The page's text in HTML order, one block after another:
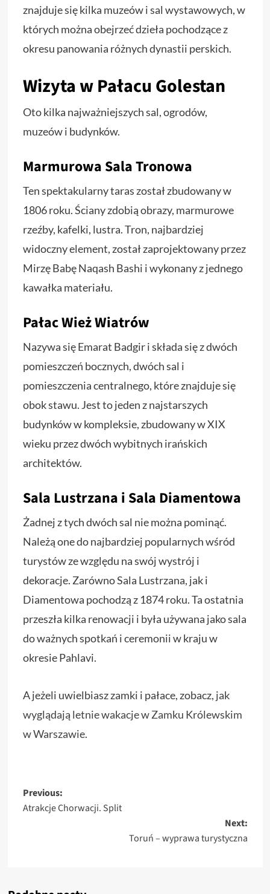
znajduje się kilka muzeów i sal wystawowych, w
których można obejrzeć dzieła pochodzące z
okresu panowania różnych dynastii perskich.
Wizyta w Pałacu Golestan
Oto kilka najważniejszych sal, ogrodów,
muzeów i budynków.
Marmurowa Sala Tronowa
Ten spektakularny taras został zbudowany w
1806 roku. Ściany zdobią obrazy, marmurowe
rzeźby, kafelki, lustra. Tron, najbardziej
widoczny element, został zaprojektowany przez
Mirzę Babę Naqash Bashi i wykonany z jednego
kawałka materiału.
Pałac Wież Wiatrów
Nazywa się Emarat Badgir i składa się z dwóch
pomieszczeń bocznych, dwóch sal i
pomieszczenia centralnego, które znajduje się
obok stawu. Jest to jeden z najstarszych
budynków w kompleksie, zbudowany w XIX
wieku przez dwóch wybitnych irańskich
architektów.
Sala Lustrzana i Sala Diamentowa
Żadnej z tych dwóch sal nie można pominąć.
Należą one do najbardziej popularnych wśród
turystów ze względu na swój wystrój i
dekoracje. Zarówno Sala Lustrzana, jak i
Diamentowa pochodzą z 1874 roku. Ta ostatnia
przeszła kilka renowacji i była używana jako sala
do ważnych spotkań i ceremonii w kraju w
okresie Pahlavi.
A jeżeli uwielbiasz zamki i pałace, zobacz, jak
wyglądają letnie wakacje w Zamku Królewskim
w Warszawie.
Post
navigation
Previous:
Atrakcje Chorwacji. Split
Next:
Toruń – wyprawa turystyczna